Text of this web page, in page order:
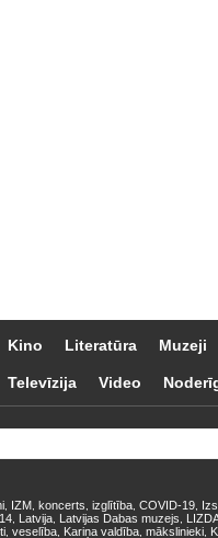
Kino Literatūra Muzeji
Televīzija Video
IZM koncerts izglītība COVID-19
Latvija Latvijas Dabas muzejs
veselība Kariņa valdība mākslinieki